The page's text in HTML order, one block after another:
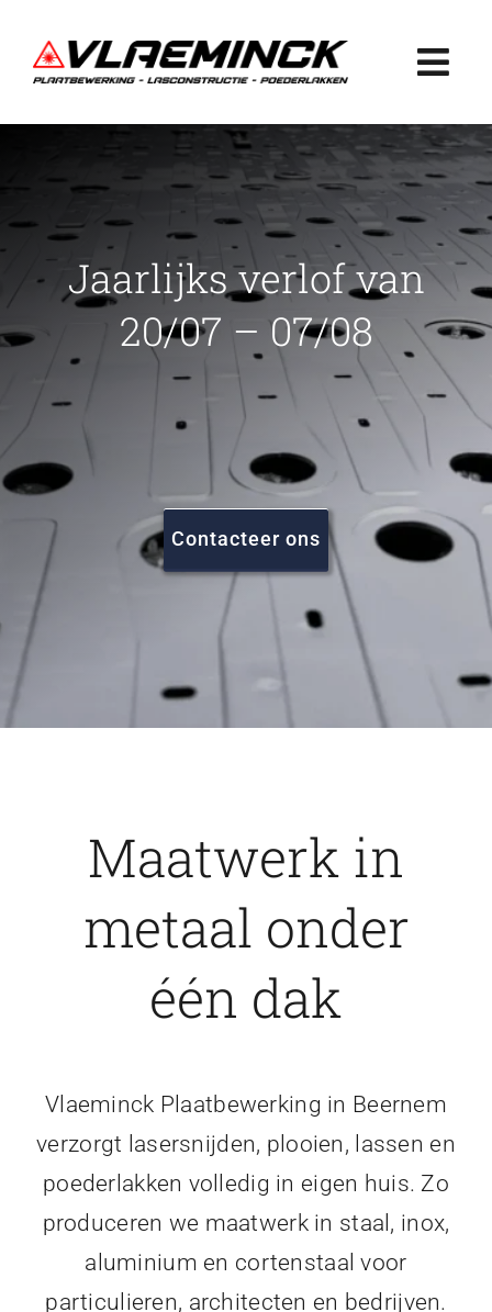
naar
inhoud
Plaatbewerking
Lasconstructie
Poederlakken
Projecten
FAQ
Vacatures
Jaarlijks verlof van
20/07 – 07/08
Contacteer ons
Maatwerk in
metaal onder
één dak
Vlaeminck Plaatbewerking in Beernem
verzorgt lasersnijden, plooien, lassen en
poederlakken volledig in eigen huis. Zo
produceren we maatwerk in staal, inox,
aluminium en cortenstaal voor
particulieren, architecten en bedrijven.